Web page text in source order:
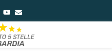
Youtube
Email